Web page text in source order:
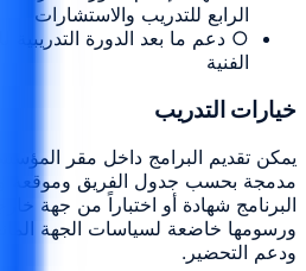
الرابع للتدريب والاستشارات
○ دعم ما بعد الدورة التدريبية
الفنية
خيارات التدريب
يمكن تقديم البرامج داخل مقر
مدمجة بحسب جدول الفريق وموقعه
البرنامج شهادة أو اختباراً من جهة
ودعم التحضير.